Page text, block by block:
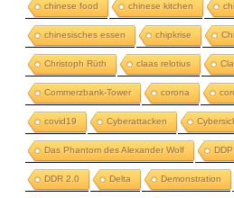
chinese food chinese kitchen
chinesisches essen chipkrise
Christoph Rüth claas relotius
Commerzbank-Tower corona
covid19 Cyberattacken
Das Phantom des Alexander Wolf DDP
DDR 2.0 Delta Demonstration